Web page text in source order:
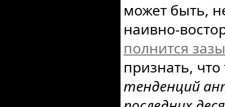
может быть,
наивно-
полнится
признать,
тенденций